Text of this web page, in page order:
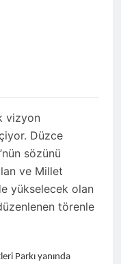
vizyon
Düzce
sözünü
ve Millet
yükselecek olan
törenle
Parkı yanında